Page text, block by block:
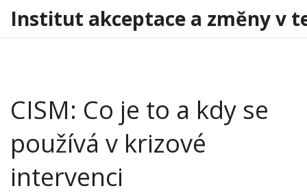
Institut akceptace a změny v
CISM: Co je to a kdy se
používá v krizové
intervenci